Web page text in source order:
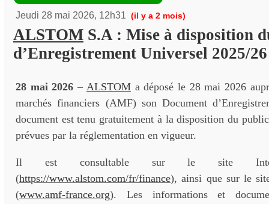
Jeudi 28 mai 2026, 12h31 (il y a 2 mois)
ALSTOM S.A : Mise à disposition
d’Enregistrement Universel 2025/26
28 mai 2026 – ALSTOMa déposé le 28 mai 2026
marchés financiers (AMF) son Document
document est tenu gratuitement à la disposition du
prévues par la réglementation en vigueur.
Il est consultable sur le site
(https://www.alstom.com/fr/finance), ainsi que sur le
(www.amf-france.org). Les informations et